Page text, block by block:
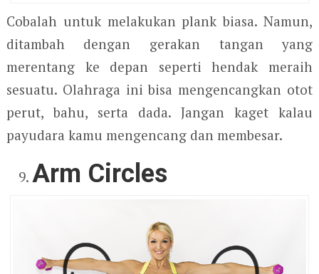
Cobalah untuk melakukan plank biasa. Namun,
ditambah dengan gerakan tangan yang
merentang ke depan seperti hendak meraih
sesuatu. Olahraga ini bisa mengencangkan otot
perut, bahu, serta dada. Jangan kaget kalau
payudara kamu mengencang dan membesar.
Arm Circles